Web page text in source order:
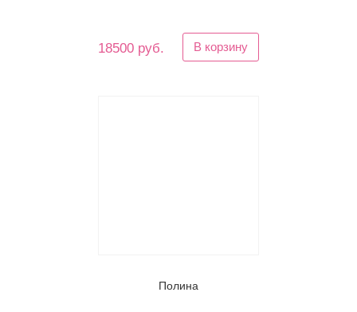
18500 руб. В корзину
Полина